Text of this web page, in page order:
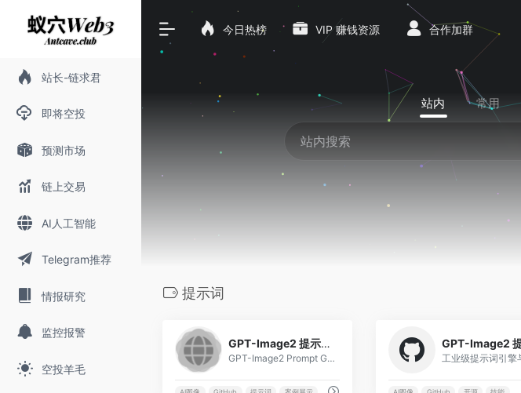
站长-链求君
即将空投
预测市场
链上交易
AI人工智能
Telegram推荐
情报研究
监控报警
空投羊毛
今日热榜 VIP 赚钱资源 合作加群
站内 常用
提示词
GPT-Image2 提示画廊
GPT-Image2 Prompt Gallery 是一个展示可复制提示词的案例站，支持视觉筛选和直接跳转 GitHub 链接，方便用户快速获取 AI 图像生成的灵感与素材。